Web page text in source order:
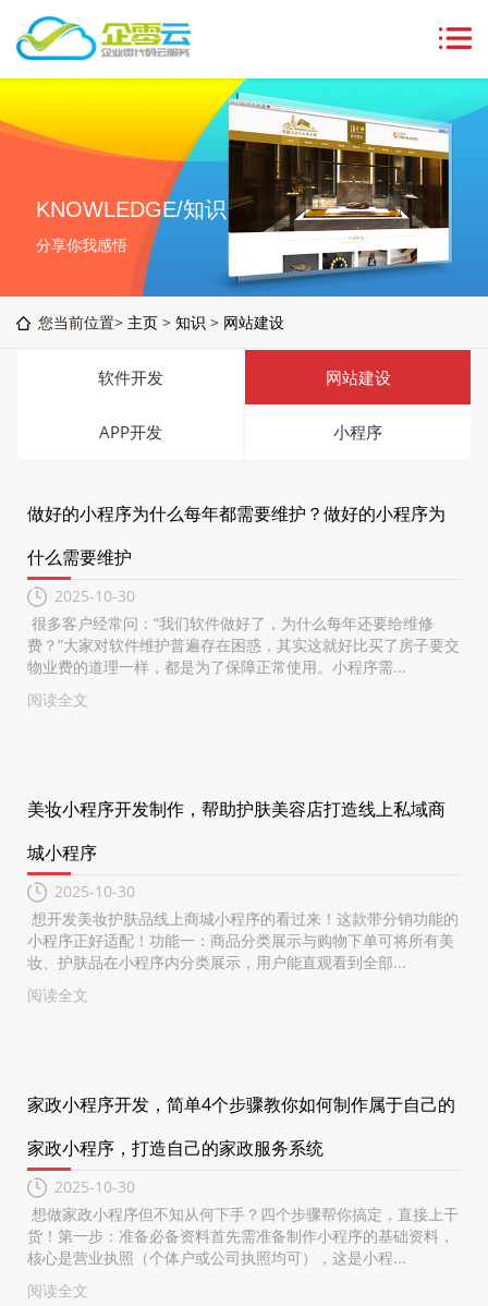
KNOWLEDGE/知识
分享你我感悟
您当前位置> 主页 > 知识 > 网站建设
软件开发 网站建设
APP开发 小程序
做好的小程序为什么每年都需要维护？做好的小程序为
什么需要维护
2025-10-30
很多客户经常问：“我们软件做好了，为什么每年还要给维修
费？”大家对软件维护普遍存在困惑，其实这就好比买了房子要交
物业费的道理一样，都是为了保障正常使用。小程序需...
阅读全文
美妆小程序开发制作，帮助护肤美容店打造线上私域商
城小程序
2025-10-30
想开发美妆护肤品线上商城小程序的看过来！这款带分销功能的
小程序正好适配！功能一：商品分类展示与购物下单可将所有美
妆、护肤品在小程序内分类展示，用户能直观看到全部...
阅读全文
家政小程序开发，简单4个步骤教你如何制作属于自己的
家政小程序，打造自己的家政服务系统
2025-10-30
想做家政小程序但不知从何下手？四个步骤帮你搞定，直接上干
货！第一步：准备必备资料首先需准备制作小程序的基础资料，
核心是营业执照（个体户或公司执照均可），这是小程...
阅读全文